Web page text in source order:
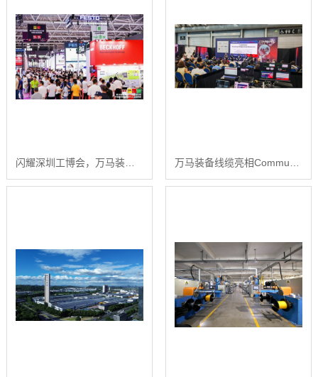
闪耀深圳工博会，万马装备线缆智造赋能工业升级 万马装备线缆亮相CommunicAsia2026新加坡国际通信展